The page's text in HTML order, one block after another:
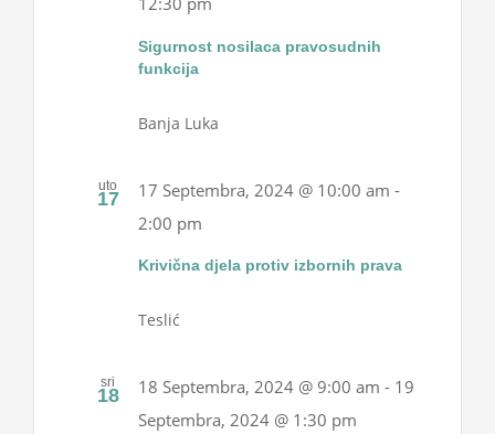
Sigurnost nosilaca pravosudnih
funkcija
Banja Luka
uto
17
Krivična djela protiv izbornih prava
17 Septembra, 2024 @ 10:00 am -
2:00 pm
Teslić
sri
18 18 Septembra, 2024 @ 9:00 am - 19
Septembra, 2024 @ 1:30 pm